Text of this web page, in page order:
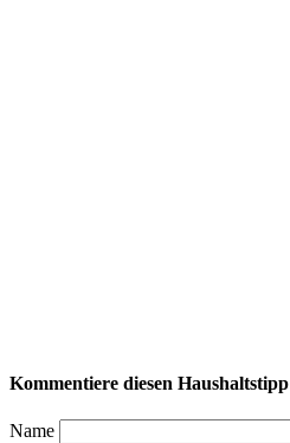
Kommentiere diesen Haushaltstipp
Name